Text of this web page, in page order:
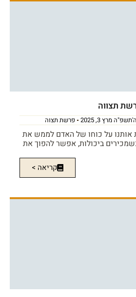
תצווה
מרץ 3, 2025 פרשת תצוה
על כוחו של האדם לממש את
ביכולות, אפשר להפוך את
קריאה >